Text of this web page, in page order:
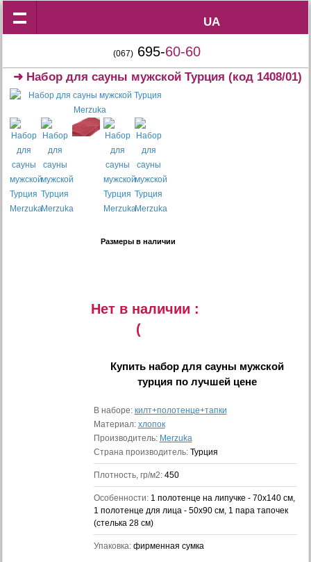
UA
UA
(067) 695-60-60
➜ Набор для сауны мужской Турция (код 1408/01)
Размеры в наличии
Нет в наличии :
(
Купить набор для сауны мужской
турция по лучшей цене
В наборе: килт+полотенце+тапки
Материал: хлопок
Производитель: Merzuka
Страна производитель: Турция
Плотность, гр/м2: 450
Особенности: 1 полотенце на липучке - 70x140 см,
1 полотенце для лица - 50x90 см, 1 пара тапочек
(стелька 28 см)
Упаковка: фирменная сумка